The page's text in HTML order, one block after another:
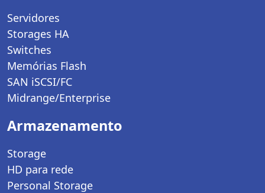
Servidores
Storages HA
Switches
Memórias Flash
SAN iSCSI/FC
Midrange/Enterprise
Armazenamento
Storage
HD para rede
Personal Storage